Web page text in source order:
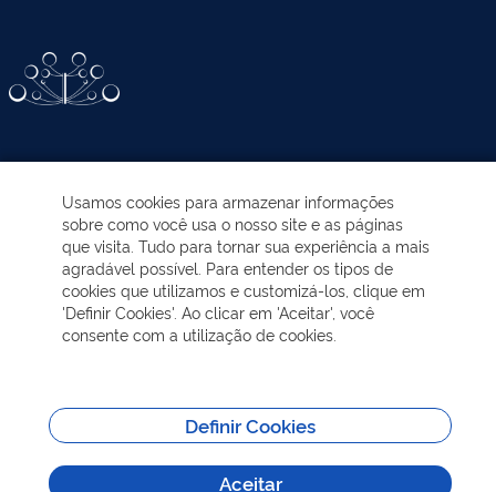
EDUCAÇÃO AMBIENTAL
NOTÍCIAS
VISITAÇÃO
MAIS INFORMAÇÕES
Usamos cookies para armazenar informações
sobre como você usa o nosso site e as páginas
que visita. Tudo para tornar sua experiência a mais
agradável possível. Para entender os tipos de
cookies que utilizamos e customizá-los, clique em
'Definir Cookies'. Ao clicar em 'Aceitar', você
consente com a utilização de cookies.
Definir Cookies
Aceitar